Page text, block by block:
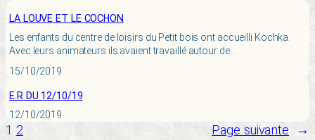
LA LOUVE ET LE COCHON
Les enfants du centre de loisirs du Petit bois ont accueilli Kochka.
Avec leurs animateurs ils avaient travaillé autour de…
15/10/2019
E.R DU 12/10/19
12/10/2019
1 2 Page suivante →